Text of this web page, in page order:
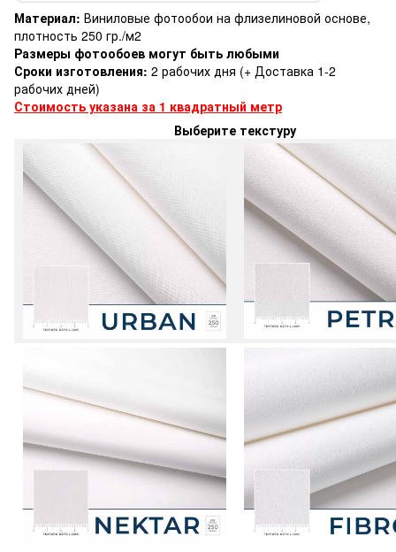
Материал: Виниловые фотообои на флизелиновой основе,
плотность 250 гр./м2
Размеры фотообоев могут быть любыми
Сроки изготовления: 2 рабочих дня (+ Доставка 1-2
рабочих дней)
Стоимость указана за 1 квадратный метр
Выберите текстуру